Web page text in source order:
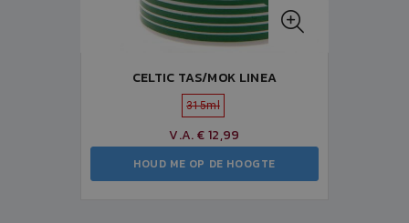
CELTIC TAS/MOK LINEA
315ml
V.A. € 12,99
HOUD ME OP DE HOOGTE